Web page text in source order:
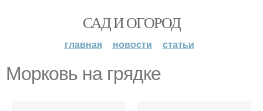
САД И ОГОРОД
главная новости статьи
Морковь на грядке